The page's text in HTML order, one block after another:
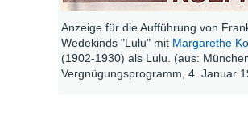
Anzeige für die Aufführung von
Wedekinds "Lulu" mit Margarethe
(1902-1930) als Lulu. (aus:
Vergnügungsprogramm, 4. Januar